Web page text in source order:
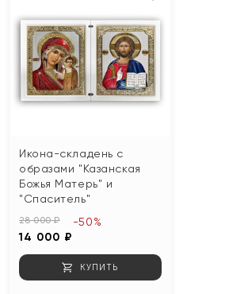
Икона-складень с
образами "Казанская
Божья Матерь" и
"Спаситель"
28 000 ₽
14 000 ₽
-50%
КУПИТЬ